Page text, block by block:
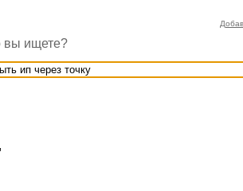
вы ищете?